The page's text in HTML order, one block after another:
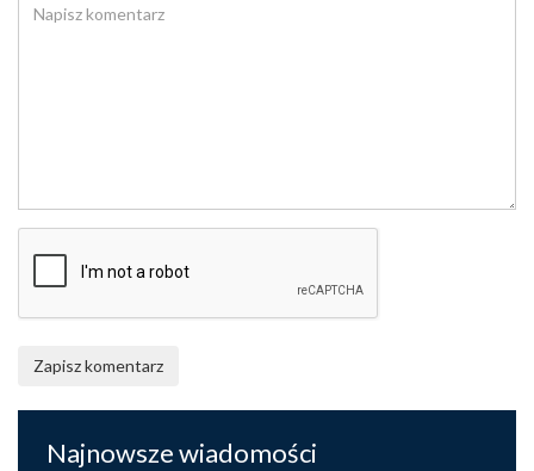
Zapisz komentarz
Najnowsze wiadomości